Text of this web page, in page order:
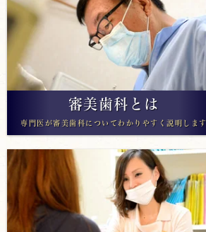
アライナー矯正
審美歯科とは
専門医が審美歯科についてわかりやすく説明します